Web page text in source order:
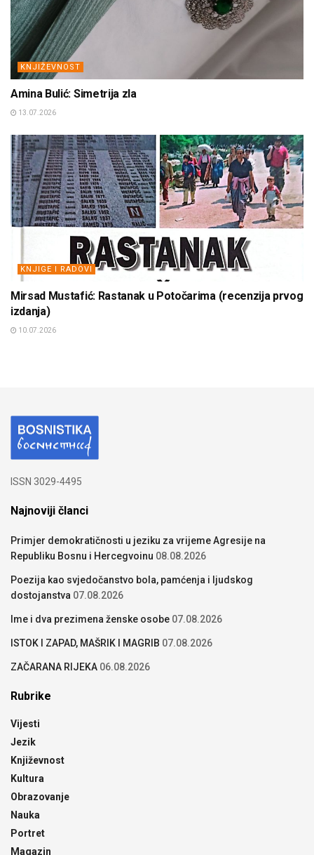
KNJIŽEVNOST
Amina Bulić: Simetrija zla
13.07.2026
KNJIGE I RADOVI
Mirsad Mustafić: Rastanak u Potočarima (recenzija prvog
izdanja)
10.07.2026
ISSN 3029-4495
Najnoviji članci
Primjer demokratičnosti u jeziku za vrijeme Agresije na
Republiku Bosnu i Hercegvoinu 08.08.2026
Poezija kao svjedočanstvo bola, pamćenja i ljudskog
dostojanstva 07.08.2026
Ime i dva prezimena ženske osobe 07.08.2026
ISTOK I ZAPAD, MAŠRIK I MAGRIB 07.08.2026
ZAČARANA RIJEKA 06.08.2026
Rubrike
Vijesti
Jezik
Književnost
Kultura
Obrazovanje
Nauka
Portret
Magazin